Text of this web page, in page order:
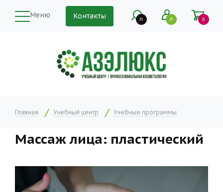
Меню Контакты П Р 0
Главная Учебный центр Учебные программы
Массаж лица: пластический